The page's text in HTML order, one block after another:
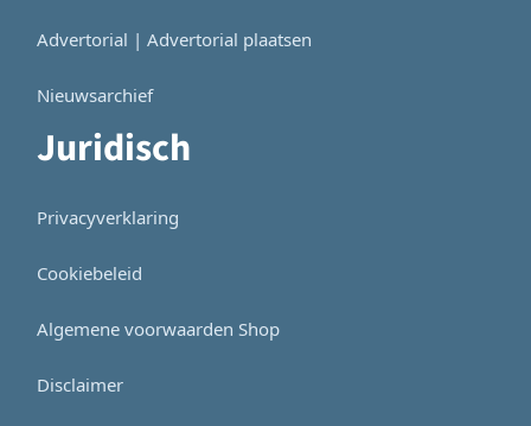
Advertorial | Advertorial plaatsen
Nieuwsarchief
Juridisch
Privacyverklaring
Cookiebeleid
Algemene voorwaarden Shop
Disclaimer